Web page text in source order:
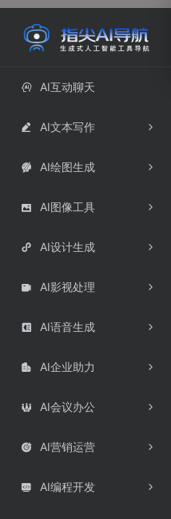
 AI互动聊天
 AI文本写作
 AI绘图生成
 AI图像工具
 AI设计生成
 AI影视处理
 AI语音生成
 AI企业助力
 AI会议办公
 AI营销运营
 AI编程开发